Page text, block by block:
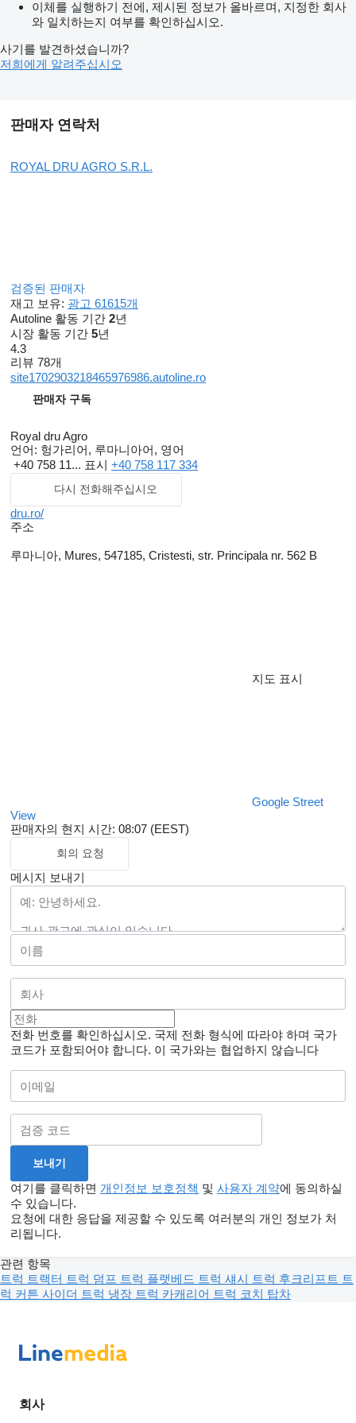
이체를 실행하기 전에, 제시된 정보가 올바르며, 지정한 회사
와 일치하는지 여부를 확인하십시오.
사기를 발견하셨습니까?
저희에게 알려주십시오
판매자 연락처
ROYAL DRU AGRO S.R.L.
검증된 판매자
재고 보유: 광고 61615개
Autoline 활동 기간 2년
시장 활동 기간 5년
4.3
리뷰 78개
site1702903218465976986.autoline.ro
판매자 구독
Royal dru Agro
언어: 헝가리어, 루마니아어, 영어
+40 758 11... 표시 +40 758 117 334
다시 전화해주십시오
dru.ro/
주소
루마니아, Mures, 547185, Cristesti, str. Principala nr. 562 B
지도 표시
Google Street
View
판매자의 현지 시간: 08:07 (EEST)
회의 요청
메시지 보내기
전화 번호를 확인하십시오. 국제 전화 형식에 따라야 하며 국가
코드가 포함되어야 합니다. 이 국가와는 협업하지 않습니다
여기를 클릭하면 개인정보 보호정책 및 사용자 계약에 동의하실
수 있습니다.
요청에 대한 응답을 제공할 수 있도록 여러분의 개인 정보가 처
리됩니다.
관련 항목
트럭 트랙터 트럭 덤프 트럭 플랫베드 트럭 섀시 트럭 후크리프트 트
럭 커튼 사이더 트럭 냉장 트럭 카캐리어 트럭 코치 탑차
회사